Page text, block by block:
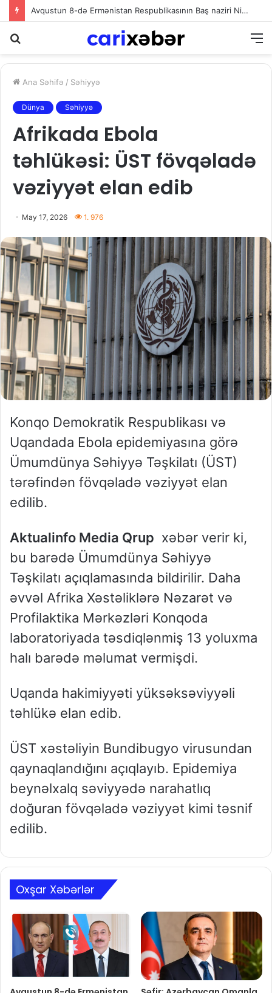
Avqustun 8-də Ermənistan Respublikasının Baş naziri Nikol Paşinyan Azərbaycan Respublikasının Prezidenti İlham Əliyevə zəng edib
Ana Səhifə / Səhiyyə
Dünya Səhiyyə
Afrikada Ebola
təhlükəsi: ÜST fövqəladə
vəziyyət elan edib
May 17, 2026 1. 976
Konqo Demokratik Respublikası və
Uqandada Ebola epidemiyasına görə
Ümumdünya Səhiyyə Təşkilatı (ÜST)
tərəfindən fövqəladə vəziyyət elan
edilib.
Aktualinfo Media Qrup xəbər verir ki,
bu barədə Ümumdünya Səhiyyə
Təşkilatı açıqlamasında bildirilir. Daha
əvvəl Afrika Xəstəliklərə Nəzarət və
Profilaktika Mərkəzləri Konqoda
laboratoriyada təsdiqlənmiş 13 yoluxma
halı barədə məlumat vermişdi.
Uqanda hakimiyyəti yüksəksəviyyəli
təhlükə elan edib.
ÜST xəstəliyin Bundibugyo virusundan
qaynaqlandığını açıqlayıb. Epidemiya
beynəlxalq səviyyədə narahatlıq
doğuran fövqəladə vəziyyət kimi təsnif
edilib.
Oxşar Xəbərlər